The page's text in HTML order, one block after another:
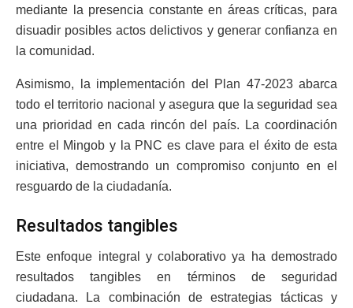
mediante la presencia constante en áreas críticas, para
disuadir posibles actos delictivos y generar confianza en
la comunidad.
Asimismo, la implementación del Plan 47-2023 abarca
todo el territorio nacional y asegura que la seguridad sea
una prioridad en cada rincón del país. La coordinación
entre el Mingob y la PNC es clave para el éxito de esta
iniciativa, demostrando un compromiso conjunto en el
resguardo de la ciudadanía.
Resultados tangibles
Este enfoque integral y colaborativo ya ha demostrado
resultados tangibles en términos de seguridad
ciudadana. La combinación de estrategias tácticas y